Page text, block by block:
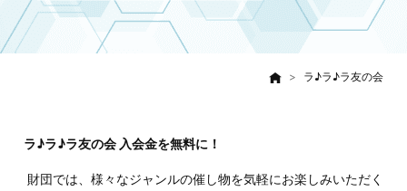
ラ♪ラ♪ラ友の会
ラ♪ラ♪ラ友の会 入会金を無料に！
財団では、様々なジャンルの催し物を気軽にお楽しみいただく